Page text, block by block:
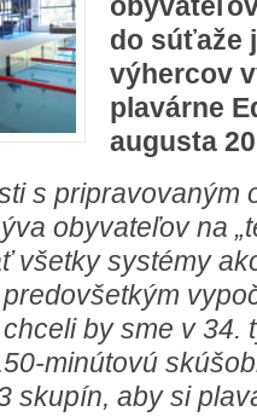
do súťaže
výhercov
plavárne
augusta
s pripravovaným
obyvateľov na
všetky systémy
by sme v 34.
minútovú
skupín, aby si